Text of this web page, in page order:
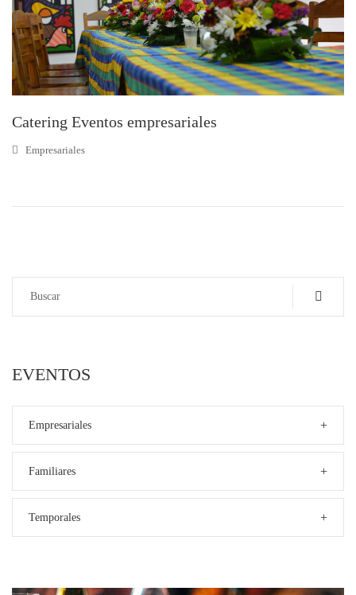
Catering Eventos empresariales
Empresariales
EVENTOS
Empresariales +
Familiares +
Temporales +